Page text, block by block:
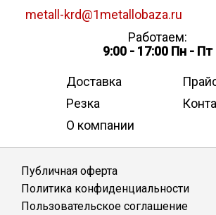
metall-krd@1metallobaza.ru
Работаем:
9:00 - 17:00 Пн - Пт
Доставка
Резка
О компании
Публичная оферта
Политика конфиденциальности
Пользовательское соглашение